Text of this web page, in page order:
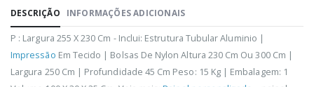
DESCRIÇÃO INFORMAÇÕES ADICIONAIS
P : Largura 255 X 230 Cm - Inclui: Estrutura Tubular Aluminio |
Impressão Em Tecido | Bolsas De Nylon Altura 230 Cm Ou 300 Cm |
Largura 250 Cm | Profundidade 45 Cm Peso: 15 Kg | Embalagem: 1